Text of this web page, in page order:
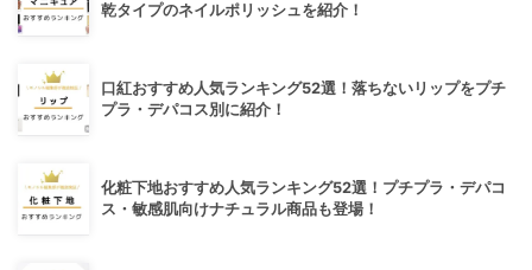
乾タイプのネイルポリッシュを紹介！
口紅おすすめ人気ランキング52選！落ちないリップをプチ
プラ・デパコス別に紹介！
化粧下地おすすめ人気ランキング52選！プチプラ・デパコ
ス・敏感肌向けナチュラル商品も登場！